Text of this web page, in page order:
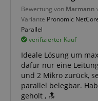
Bewertung von Marmann
Variante Pronomic
Parallel
verifizierter Kauf
Ideale Lösung um
dafür nur eine
und 2 Mikro zurück,
parallel belegbar.
geholt , 🔝